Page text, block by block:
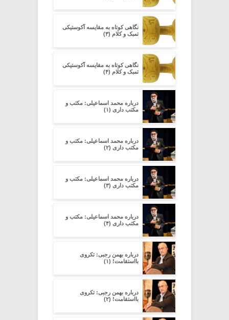
نگاهی کوتاه به مقایسه آکوستیکی
تمبک و کلام (۳)
نگاهی کوتاه به مقایسه آکوستیکی
تمبک و کلام (۴)
درباره محمد اسماعیلی: مکتب و
مکتب داری (۱)
درباره محمد اسماعیلی: مکتب و
مکتب داری (۲)
درباره محمد اسماعیلی: مکتب و
مکتب داری (۳)
درباره محمد اسماعیلی: مکتب و
مکتب داری (۴)
درباره بهمن رجبی: تکروی
بااستقامت! (۱)
درباره بهمن رجبی: تکروی
بااستقامت! (۲)